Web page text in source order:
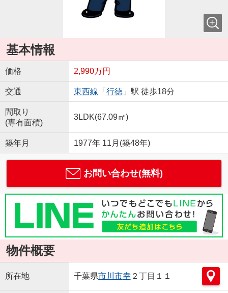
基本情報
価格 2,990万円
交通 東西線 「 行徳」駅 徒歩18分
間取り
(専有面積)
3LDK(67.09㎡)
築年月 1977年 11月(築48年)
お問い合わせ(無料)
物件概要
所在地 千葉県市川市幸２丁目１１